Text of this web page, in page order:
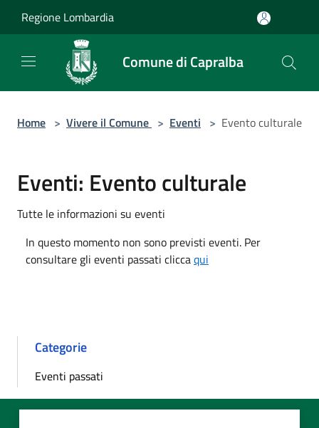
Regione Lombardia
Comune di Capralba
Home > Vivere il Comune > Eventi > Evento culturale
Eventi: Evento culturale
Tutte le informazioni su eventi
In questo momento non sono previsti eventi. Per
consultare gli eventi passati cliccaqui
Categorie
Eventi passati